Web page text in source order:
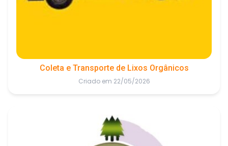
Coleta e Transporte de Lixos Orgânicos
Criado em 22/05/2026